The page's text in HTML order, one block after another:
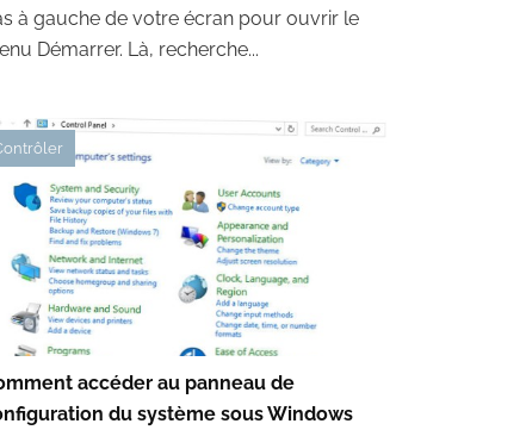
à gauche de votre écran pour ouvrir le
Démarrer. Là, recherche...
accéder au panneau de
du système sous Windows